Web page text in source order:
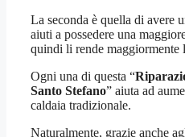
La seconda è quella di avere
aiuti a possedere una
quindi li rende maggiormente
Ogni una di questa “
Santo Stefano” aiuta ad
caldaia tradizionale.
Naturalmente, grazie anche